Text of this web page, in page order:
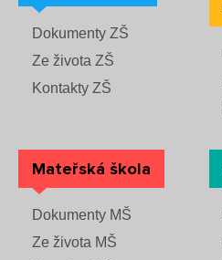
Dokumenty ZŠ
Ze života ZŠ
Kontakty ZŠ
Mateřská škola
Dokumenty MŠ
Ze života MŠ